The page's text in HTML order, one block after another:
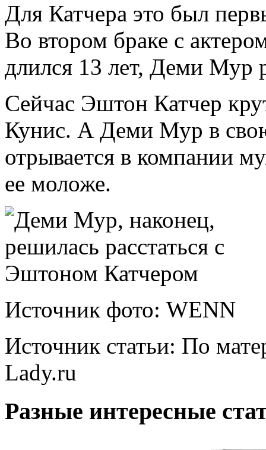
Для Катчера это был
Во втором браке с
длился 13 лет, Деми Мур
Сейчас Эштон Катчер
Кунис. А Деми Мур в
отрывается в компании
ее моложе.
Источник фото: WENN
Источник статьи: По
Lady.ru
Разные интересные